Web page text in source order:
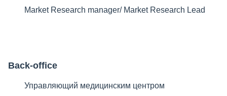
Market Research manager/ Market Research Lead
Back-office
Управляющий медицинским центром